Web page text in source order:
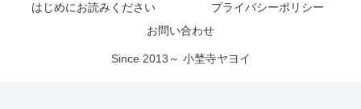
はじめにお読みください
プライバシーポリシー
お問い合わせ
Since 2013～ 小埜寺ヤヨイ